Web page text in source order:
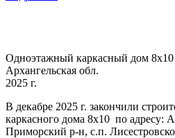
Одноэтажный каркасный дом 8х10
Архангельская обл.
2025 г.
В декабре 2025 г. закончили
каркасного дома 8х10 по адресу:
Приморский р-н, с.п.